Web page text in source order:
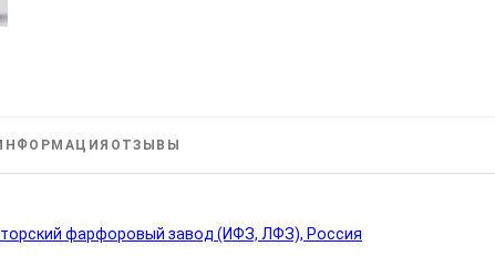
ОТЗЫВЫ
фарфоровый завод (ИФЗ, ЛФЗ), Россия